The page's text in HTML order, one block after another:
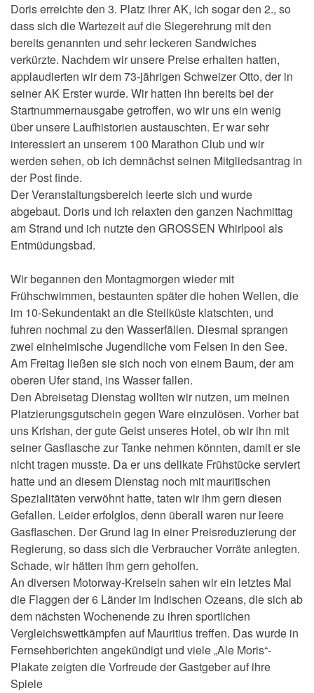
Doris erreichte den 3. Platz ihrer AK, ich sogar den 2., so
dass sich die Wartezeit auf die Siegerehrung mit den
bereits genannten und sehr leckeren Sandwiches
verkürzte. Nachdem wir unsere Preise erhalten hatten,
applaudierten wir dem 73-jährigen Schweizer Otto, der in
seiner AK Erster wurde. Wir hatten ihn bereits bei der
Startnummernausgabe getroffen, wo wir uns ein wenig
über unsere Laufhistorien austauschten. Er war sehr
interessiert an unserem 100 Marathon Club und wir
werden sehen, ob ich demnächst seinen Mitgliedsantrag in
der Post finde.
Der Veranstaltungsbereich leerte sich und wurde
abgebaut. Doris und ich relaxten den ganzen Nachmittag
am Strand und ich nutzte den GROSSEN Whirlpool als
Entmüdungsbad.
Wir begannen den Montagmorgen wieder mit
Frühschwimmen, bestaunten später die hohen Wellen, die
im 10-Sekundentakt an die Steilküste klatschten, und
fuhren nochmal zu den Wasserfällen. Diesmal sprangen
zwei einheimische Jugendliche vom Felsen in den See.
Am Freitag ließen sie sich noch von einem Baum, der am
oberen Ufer stand, ins Wasser fallen.
Den Abreisetag Dienstag wollten wir nutzen, um meinen
Platzierungsgutschein gegen Ware einzulösen. Vorher bat
uns Krishan, der gute Geist unseres Hotel, ob wir ihn mit
seiner Gasflasche zur Tanke nehmen könnten, damit er sie
nicht tragen musste. Da er uns delikate Frühstücke serviert
hatte und an diesem Dienstag noch mit mauritischen
Spezialitäten verwöhnt hatte, taten wir ihm gern diesen
Gefallen. Leider erfolglos, denn überall waren nur leere
Gasflaschen. Der Grund lag in einer Preisreduzierung der
Regierung, so dass sich die Verbraucher Vorräte anlegten.
Schade, wir hätten ihm gern geholfen.
An diversen Motorway-Kreiseln sahen wir ein letztes Mal
die Flaggen der 6 Länder im Indischen Ozeans, die sich ab
dem nächsten Wochenende zu ihren sportlichen
Vergleichswettkämpfen auf Mauritius treffen. Das wurde in
Fernsehberichten angekündigt und viele „Ale Moris“-
Plakate zeigten die Vorfreude der Gastgeber auf ihre
Spiele